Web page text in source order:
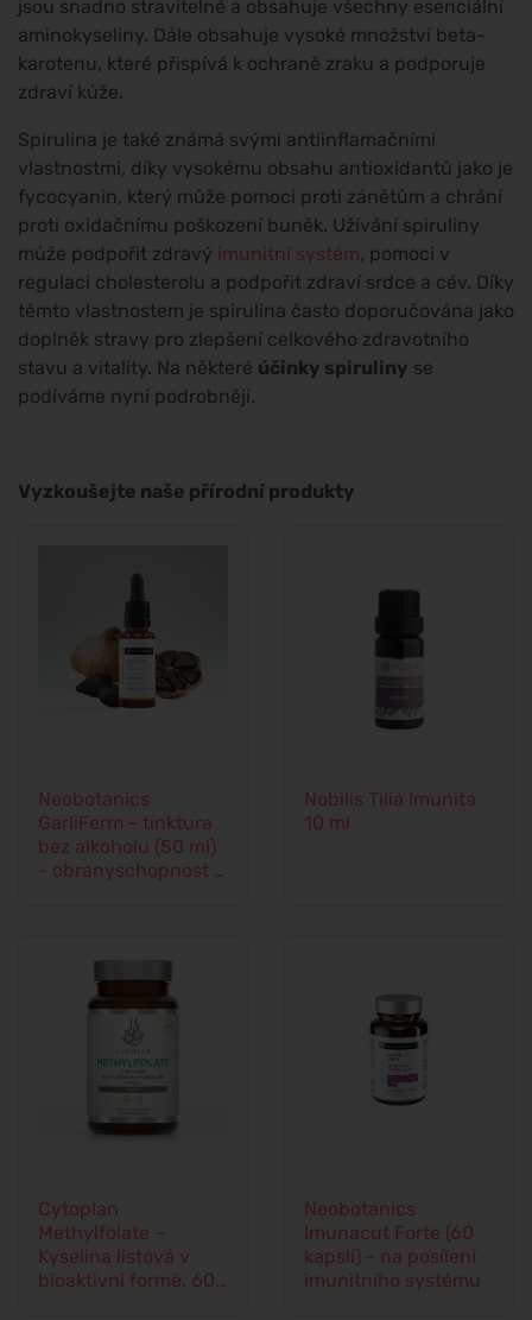
jsou snadno stravitelné a obsahuje všechny esenciální
aminokyseliny. Dále obsahuje vysoké množství beta-
karotenu, které přispívá k ochraně zraku a podporuje
zdraví kůže.
Spirulina je také známá svými antiinflamačními
vlastnostmi, díky vysokému obsahu antioxidantů jako je
fycocyanin, který může pomoci proti zánětům a chrání
proti oxidačnímu poškození buněk. Užívání spiruliny
může podpořit zdravý imunitní systém, pomoci v
regulaci cholesterolu a podpořit zdraví srdce a cév. Díky
těmto vlastnostem je spirulina často doporučována jako
doplněk stravy pro zlepšení celkového zdravotního
stavu a vitality. Na některé účinky spiruliny se
podíváme nyní podrobněji.
Vyzkoušejte naše přírodní produkty
Neobotanics
GarliFerm - tinktura
bez alkoholu (50 ml)
- obranyschopnost a
Nobilis Tilia Imunita
10 ml
Cytoplan
Methylfolate –
Kyselina listová v
bioaktivní formě, 60
Neobotanics
Imunacut Forte (60
kapslí) - na posílení
imunitního systému